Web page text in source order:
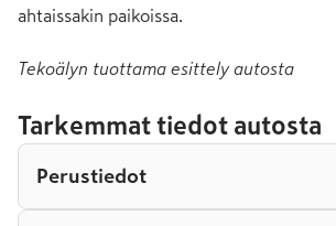
ahtaissakin paikoissa.
Tekoälyn tuottama esittely autosta
Tarkemmat tiedot autosta
Perustiedot